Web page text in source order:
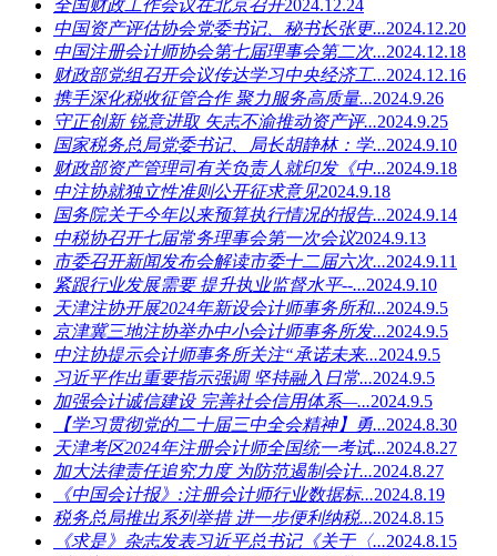
全国财政工作会议在北京召开2024.12.24
中国资产评估协会党委书记、秘书长张更...2024.12.20
中国注册会计师协会第七届理事会第二次...2024.12.18
财政部党组召开会议传达学习中央经济工...2024.12.16
携手深化税收征管合作 聚力服务高质量...2024.9.26
守正创新 锐意进取 矢志不渝推动资产评...2024.9.25
国家税务总局党委书记、局长胡静林：学...2024.9.10
财政部资产管理司有关负责人就印发《中...2024.9.18
中注协就独立性准则公开征求意见2024.9.18
国务院关于今年以来预算执行情况的报告...2024.9.14
中税协召开七届常务理事会第一次会议2024.9.13
市委召开新闻发布会解读市委十二届六次...2024.9.11
紧跟行业发展需要 提升执业监督水平--...2024.9.10
天津注协开展2024年新设会计师事务所和...2024.9.5
京津冀三地注协举办中小会计师事务所发...2024.9.5
中注协提示会计师事务所关注“承诺未来...2024.9.5
习近平作出重要指示强调 坚持融入日常...2024.9.5
加强会计诚信建设 完善社会信用体系—...2024.9.5
【学习贯彻党的二十届三中全会精神】勇...2024.8.30
天津考区2024年注册会计师全国统一考试...2024.8.27
加大法律责任追究力度 为防范遏制会计...2024.8.27
《中国会计报》:注册会计师行业数据标...2024.8.19
税务总局推出系列举措 进一步便利纳税...2024.8.15
《求是》杂志发表习近平总书记《关于〈...2024.8.15